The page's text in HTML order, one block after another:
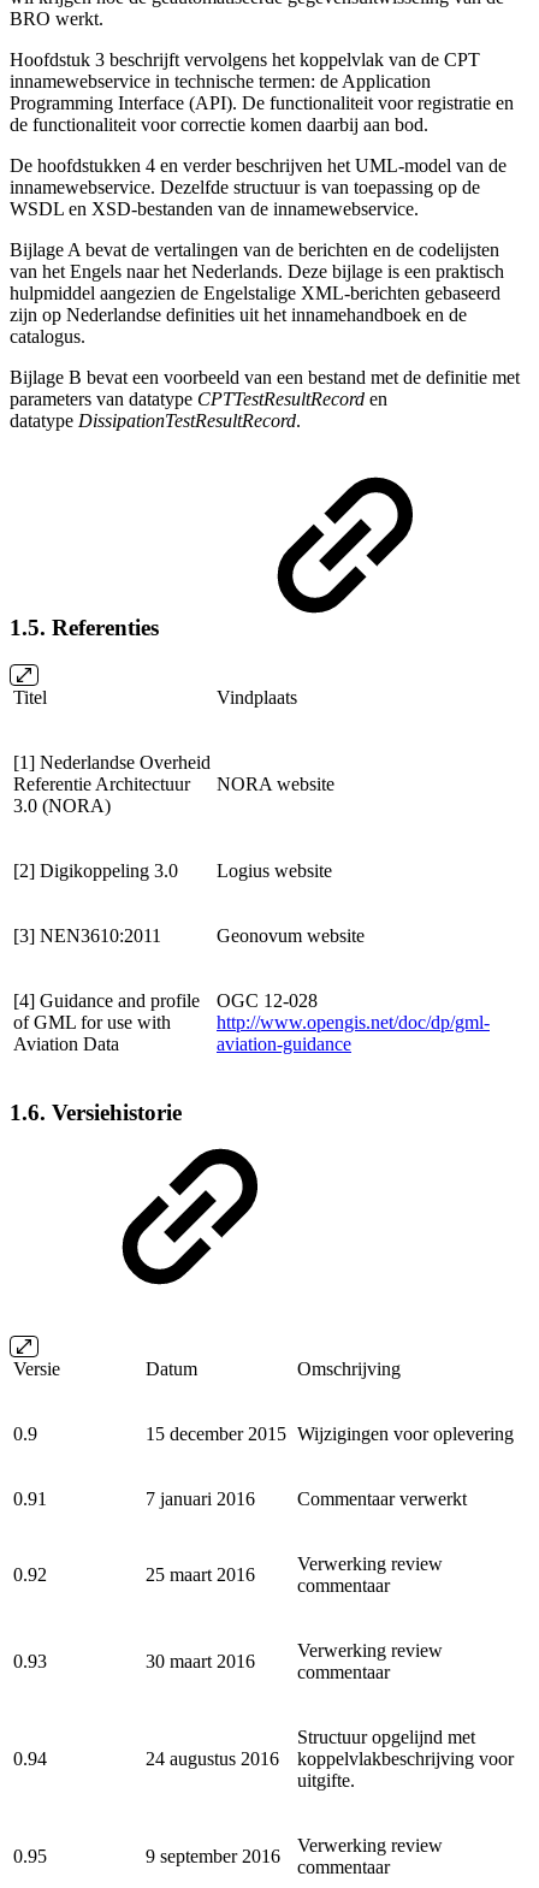
BRO werkt.
Hoofdstuk 3 beschrijft vervolgens het koppelvlak van de CPT
innamewebservice in technische termen: de Application
Programming Interface (API). De functionaliteit voor registratie en
de functionaliteit voor correctie komen daarbij aan bod.
De hoofdstukken 4 en verder beschrijven het UML-model van de
innamewebservice. Dezelfde structuur is van toepassing op de
WSDL en XSD-bestanden van de innamewebservice.
Bijlage A bevat de vertalingen van de berichten en de codelijsten
van het Engels naar het Nederlands. Deze bijlage is een praktisch
hulpmiddel aangezien de Engelstalige XML-berichten gebaseerd
zijn op Nederlandse definities uit het innamehandboek en de
catalogus.
Bijlage B bevat een voorbeeld van een bestand met de definitie met
parameters van datatype CPTTestResultRecord en
datatype DissipationTestResultRecord.
1.5. Referenties
Titel Vindplaats
[1] Nederlandse Overheid
Referentie Architectuur
3.0 (NORA)
NORA website
[2] Digikoppeling 3.0 Logius website
[3] NEN3610:2011 Geonovum website
[4] Guidance and profile
of GML for use with
Aviation Data
OGC 12-028
http://www.opengis.net/doc/dp/gml-
aviation-guidance
1.6. Versiehistorie
Versie Datum Omschrijving
0.9 15 december 2015 Wijzigingen voor oplevering
0.91 7 januari 2016 Commentaar verwerkt
0.92 25 maart 2016
Verwerking review
commentaar
0.93 30 maart 2016
Verwerking review
commentaar
0.94 24 augustus 2016
Structuur opgelijnd met
koppelvlakbeschrijving voor
uitgifte.
0.95 9 september 2016
Verwerking review
commentaar